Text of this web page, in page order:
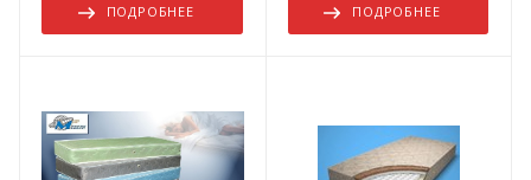
ПОДРОБНЕЕ ПОДРОБНЕЕ